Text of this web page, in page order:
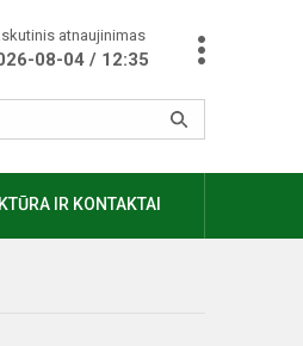
atnaujinimas
08-04 / 12:35
IR KONTAKTAI